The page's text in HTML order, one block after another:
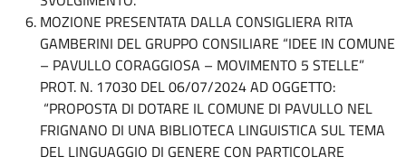
MOZIONE PRESENTATA DALLA CONSIGLIERA RITA
GAMBERINI DEL GRUPPO CONSILIARE “IDEE IN COMUNE
– PAVULLO CORAGGIOSA – MOVIMENTO 5 STELLE”
PROT. N. 17030 DEL 06/07/2024 AD OGGETTO:
“PROPOSTA DI DOTARE IL COMUNE DI PAVULLO NEL
FRIGNANO DI UNA BIBLIOTECA LINGUISTICA SUL TEMA
DEL LINGUAGGIO DI GENERE CON PARTICOLARE